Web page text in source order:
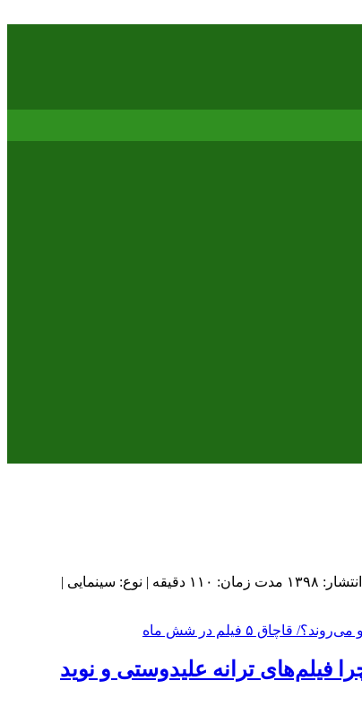
فیلم ایرانی مغزهای کوچک زنگ زده ۱۳۹۶ به کارگردانی هومن سیدی نویسنده و کارگردان: هومن سیدی | ژانر: اجتماعی | سال تولید: ۱۳۹۶ | تاریخ انتشار: ۱۳۹۸ مدت زمان: ۱۱۰ دقیقه | نوع: سینمایی |
فیلم‌های ترانه علیدوستی و نوید